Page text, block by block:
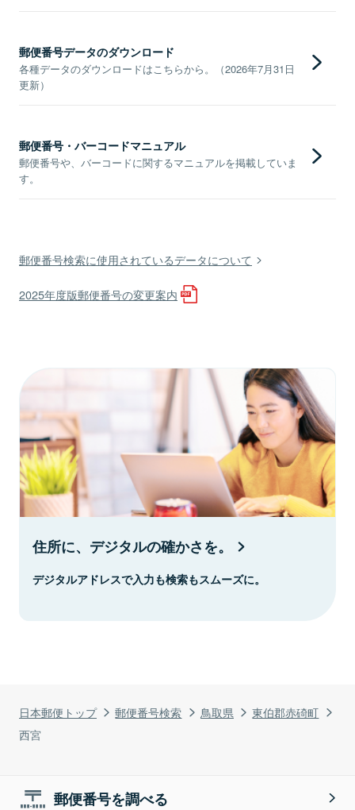
日本郵便トップ 郵便番号検索 鳥取県
東伯郡赤碕町
西宮
郵便番号データのダウンロード
各種データのダウンロードはこちらから。（2026年7月31日
更新）
郵便番号・バーコードマニュアル
郵便番号や、バーコードに関するマニュアルを掲載していま
す。
郵便番号検索に使用されているデータについて
2025年度版郵便番号の変更案内
住所に、デジタルの確かさを。
デジタルアドレスで入力も検索もスムーズに。
郵便番号を調べる